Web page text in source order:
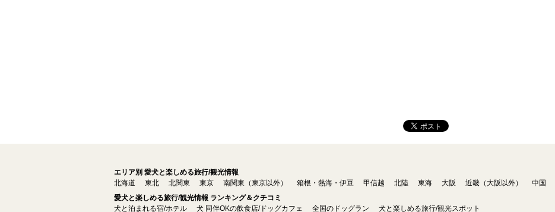
エリア別 愛犬と楽しめる旅行/観光情報
北海道
東北 北関東 東京 南関東（東京以外） 箱根・熱海・伊豆 甲信越 北陸 東海 大阪 近畿（大阪以外） 中国
愛犬と楽しめる旅行/観光情報 ランキング＆クチコミ
犬と泊まれる宿/ホテル
犬 同伴OKの飲食店/ドッグカフェ 全国のドッグラン 犬と楽しめる旅行/観光スポット